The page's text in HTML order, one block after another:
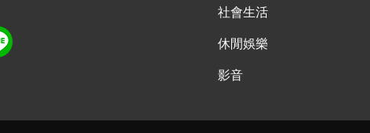
社會生活
休閒娛樂
影音